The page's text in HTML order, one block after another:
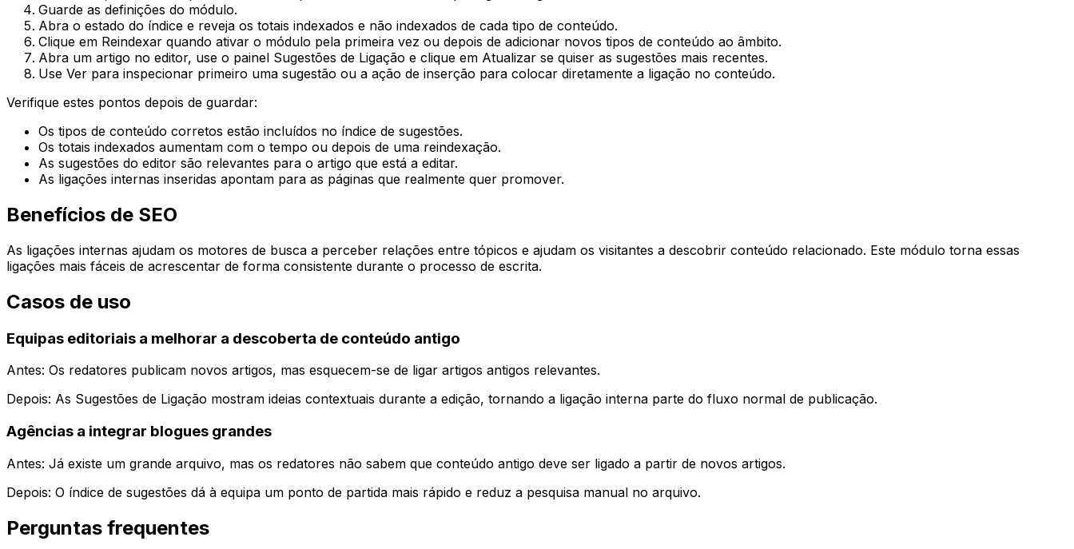
Guarde as definições do módulo.
Abra o estado do índice e reveja os totais indexados e não indexados de cada tipo de conteúdo.
Clique em Reindexar quando ativar o módulo pela primeira vez ou depois de adicionar novos tipos de conteúdo ao âmbito.
Abra um artigo no editor, use o painel Sugestões de Ligação e clique em Atualizar se quiser as sugestões mais recentes.
Use Ver para inspecionar primeiro uma sugestão ou a ação de inserção para colocar diretamente a ligação no conteúdo.
Verifique estes pontos depois de guardar:
Os tipos de conteúdo corretos estão incluídos no índice de sugestões.
Os totais indexados aumentam com o tempo ou depois de uma reindexação.
As sugestões do editor são relevantes para o artigo que está a editar.
As ligações internas inseridas apontam para as páginas que realmente quer promover.
Benefícios de SEO
As ligações internas ajudam os motores de busca a perceber relações entre tópicos e ajudam os visitantes a descobrir conteúdo relacionado. Este módulo torna essas
ligações mais fáceis de acrescentar de forma consistente durante o processo de escrita.
Casos de uso
Equipas editoriais a melhorar a descoberta de conteúdo antigo
Antes: Os redatores publicam novos artigos, mas esquecem-se de ligar artigos antigos relevantes.
Depois: As Sugestões de Ligação mostram ideias contextuais durante a edição, tornando a ligação interna parte do fluxo normal de publicação.
Agências a integrar blogues grandes
Antes: Já existe um grande arquivo, mas os redatores não sabem que conteúdo antigo deve ser ligado a partir de novos artigos.
Depois: O índice de sugestões dá à equipa um ponto de partida mais rápido e reduz a pesquisa manual no arquivo.
Perguntas frequentes